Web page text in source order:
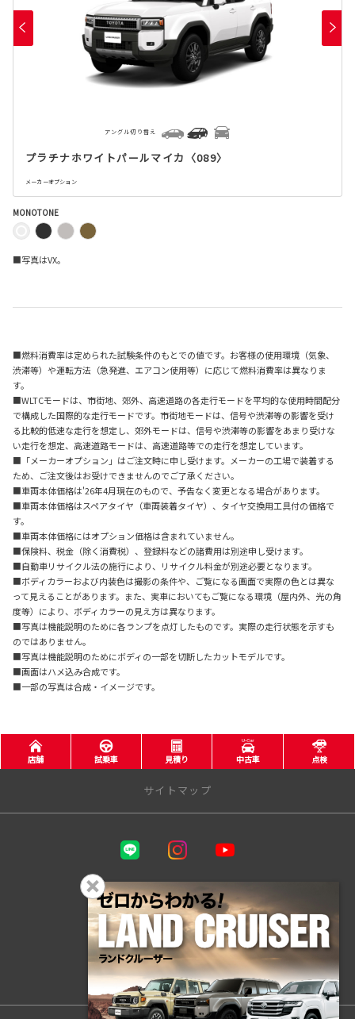
プラチナホワイトパールマイカ〈089〉
メーカーオプション
アングル切り替え
MONOTONE
■写真はVX。
■燃料消費率は定められた試験条件のもとでの値です。お客様の使用環境（気象、
渋滞等）や運転方法（急発進、エアコン使用等）に応じて燃料消費率は異なりま
す。
■WLTCモードは、市街地、郊外、高速道路の各走行モードを平均的な使用時間配分
で構成した国際的な走行モードです。市街地モードは、信号や渋滞等の影響を受け
る比較的低速な走行を想定し、郊外モードは、信号や渋滞等の影響をあまり受けな
い走行を想定、高速道路モードは、高速道路等での走行を想定しています。
■「メーカーオプション」はご注文時に申し受けます。メーカーの工場で装着する
ため、ご注文後はお受けできませんのでご了承ください。
■車両本体価格は'26年4月現在のもので、予告なく変更となる場合があります。
■車両本体価格はスペアタイヤ（車両装着タイヤ）、タイヤ交換用工具付の価格で
す。
■車両本体価格にはオプション価格は含まれていません。
■保険料、税金（除く消費税）、登録料などの諸費用は別途申し受けます。
■自動車リサイクル法の施行により、リサイクル料金が別途必要となります。
■ボディカラーおよび内装色は撮影の条件や、ご覧になる画面で実際の色とは異な
って見えることがあります。また、実車においてもご覧になる環境（屋内外、光の角
度等）により、ボディカラーの見え方は異なります。
■写真は機能説明のために各ランプを点灯したものです。実際の走行状態を示すも
のではありません。
■写真は機能説明のためにボディの一部を切断したカットモデルです。
■画面はハメ込み合成です。
■一部の写真は合成・イメージです。
店舗 試乗車 見積り 中古車 点検
サイトマップ
三重トヨタ自動車株式会社
トヨタウン四日市店
トヨタウン名張店
プライバシーポリシー
このサイトのご利用について
反社会的勢力に関する基本方針
CSR基本方針
関連サイト